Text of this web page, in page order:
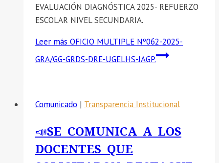
EVALUACIÓN DIAGNÓSTICA 2025- REFUERZO
ESCOLAR NIVEL SECUNDARIA.
Leer más OFICIO MULTIPLE Nº062-2025-
GRA/GG-GRDS-DRE-UGELHS-JAGP.
Comunicado | Transparencia Institucional
📣SE COMUNICA A LOS
DOCENTES QUE